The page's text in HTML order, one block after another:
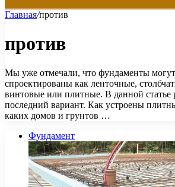
Главная/против
против
Мы уже отмечали, что фундаменты
спроектированы как ленточные,
винтовые или плитные. В данной статье
последний вариант. Как устроены
каких домов и грунтов …
Фундамент